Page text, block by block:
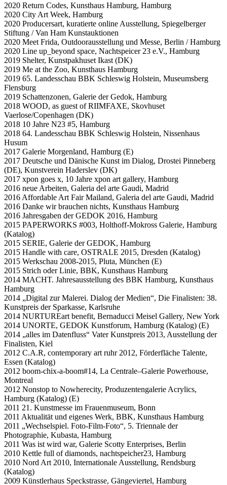
2020 Return Codes, Kunsthaus Hamburg, Hamburg
2020 City Art Week, Hamburg
2020 Producersart, kuratierte online Ausstellung, Spiegelberger
Stiftung / Van Ham Kunstauktionen
2020 Meet Frida, Outdoorausstellung und Messe, Berlin / Hamburg
2020 Line up_beyond space, Nachtspeicer 23 e.V., Hamburg
2019 Shelter, Kunstpakhuset Ikast (DK)
2019 Me at the Zoo, Kunsthaus Hamburg
2019 65. Landesschau BBK Schleswig Holstein, Museumsberg
Flensburg
2019 Schattenzonen, Galerie der Gedok, Hamburg
2018 WOOD, as guest of RIIMFAXE, Skovhuset
Vaerlose/Copenhagen (DK)
2018 10 Jahre N23 #5, Hamburg
2018 64. Landesschau BBK Schleswig Holstein, Nissenhaus
Husum
2017 Galerie Morgenland, Hamburg (E)
2017 Deutsche und Dänische Kunst im Dialog, Drostei Pinneberg
(DE), Kunstverein Haderslev (DK)
2017 xpon goes x, 10 Jahre xpon art gallery, Hamburg
2016 neue Arbeiten, Galeria del arte Gaudi, Madrid
2016 Affordable Art Fair Mailand, Galeria del arte Gaudi, Madrid
2016 Danke wir brauchen nichts, Kunsthaus Hamburg
2016 Jahresgaben der GEDOK 2016, Hamburg
2015 PAPERWORKS #003, Holthoff-Mokross Galerie, Hamburg
(Katalog)
2015 SERIE, Galerie der GEDOK, Hamburg
2015 Handle with care, OSTRALE 2015, Dresden (Katalog)
2015 Werkschau 2008-2015, Pluta, München (E)
2015 Strich oder Linie, BBK, Kunsthaus Hamburg
2014 MACHT. Jahresausstellung des BBK Hamburg, Kunsthaus
Hamburg
2014 „Digital zur Malerei. Dialog der Medien“, Die Finalisten: 38.
Kunstpreis der Sparkasse, Karlsruhe
2014 NURTUREart benefit, Bernaducci Meisel Gallery, New York
2014 UNORTE, GEDOK Kunstforum, Hamburg (Katalog) (E)
2014 „alles im Datenfluss“ Vater Kunstpreis 2013, Ausstellung der
Finalisten, Kiel
2012 C.A.R, contemporary art ruhr 2012, Förderfläche Talente,
Essen (Katalog)
2012 boom-chix-a-boom#14, La Centrale–Galerie Powerhouse,
Montreal
2012 Nonstop to Nowherecity, Produzentengalerie Acrylics,
Hamburg (Katalog) (E)
2011 21. Kunstmesse im Frauenmuseum, Bonn
2011 Aktualität und eigenes Werk, BBK, Kunsthaus Hamburg
2011 „Wechselspiel. Foto-Film-Foto“, 5. Triennale der
Photographie, Kubasta, Hamburg
2011 Was ist wird war, Galerie Scotty Enterprises, Berlin
2010 Kettle full of diamonds, nachtspeicher23, Hamburg
2010 Nord Art 2010, Internationale Ausstellung, Rendsburg
(Katalog)
2009 Künstlerhaus Speckstrasse, Gängeviertel, Hamburg